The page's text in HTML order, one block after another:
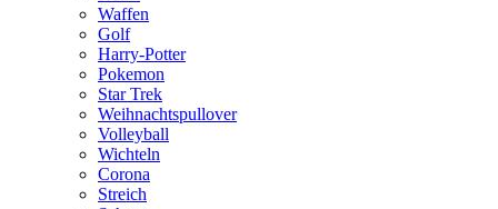
Waffen
Golf
Harry-Potter
Pokemon
Star Trek
Weihnachtspullover
Volleyball
Wichteln
Corona
Streich